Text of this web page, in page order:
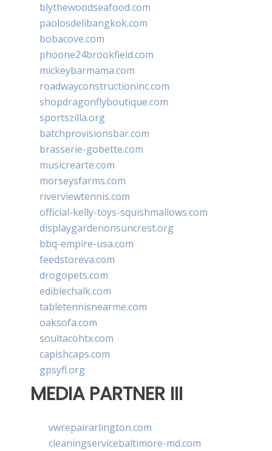
blythewoodseafood.com
paolosdelibangkok.com
bobacove.com
phoone24brookfield.com
mickeybarmama.com
roadwayconstructioninc.com
shopdragonflyboutique.com
sportszilla.org
batchprovisionsbar.com
brasserie-gobette.com
musicrearte.com
morseysfarms.com
riverviewtennis.com
official-kelly-toys-squishmallows.com
displaygardenonsuncrest.org
bbq-empire-usa.com
feedstoreva.com
drogopets.com
ediblechalk.com
tabletennisnearme.com
oaksofa.com
soultacohtx.com
capishcaps.com
gpsyfl.org
MEDIA PARTNER III
vwrepairarlington.com
cleaningservicebaltimore-md.com